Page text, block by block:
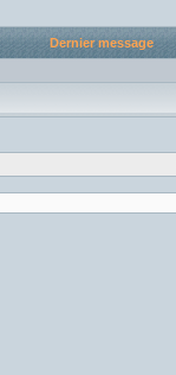
Dernier message